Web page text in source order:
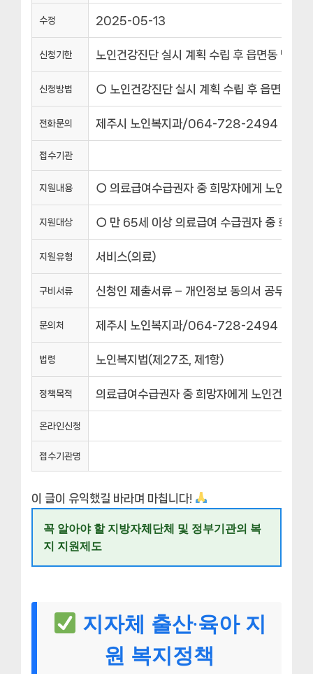
수정 2025-05-13
신청기한 노인건강진단 실시 계획 수립 후 읍면동 방문
신청방법 ○ 노인건강진단 실시 계획 수립 후 읍면동 방
전화문의 제주시 노인복지과/064-728-2494
접수기관
지원내용 ○ 의료급여수급권자 중 희망자에게 노인건
지원대상 ○ 만 65세 이상 의료급여 수급권자 중 희망자
지원유형 서비스(의료)
구비서류 신청인 제출서류 – 개인정보 동의서 공무원
문의처 제주시 노인복지과/064-728-2494
법령 노인복지법(제27조, 제1항)
정책목적 의료급여수급권자 중 희망자에게 노인건강진
온라인신청
접수기관명
이 글이 유익했길 바라며 마칩니다!
꼭 알아야 할 지방자체단체 및 정부기관의 복
지 지원제도
지자체 출산·육아 지
원 복지정책